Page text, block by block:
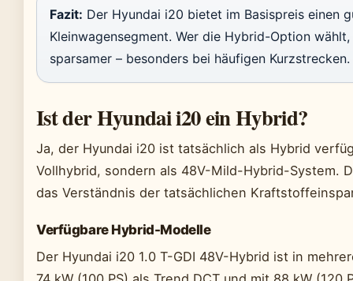
Fazit: Der Hyundai i20 bietet im Basispreis einen
Kleinwagensegment. Wer die Hybrid-Option
sparsamer – besonders bei häufigen Kurzstrecken.
Ist der Hyundai i20 ein Hybrid?
Ja, der Hyundai i20 ist tatsächlich als Hybrid
Vollhybrid, sondern als 48V-Mild-Hybrid-System.
das Verständnis der tatsächlichen
Verfügbare Hybrid-Modelle
Der Hyundai i20 1.0 T-GDI 48V-Hybrid ist in